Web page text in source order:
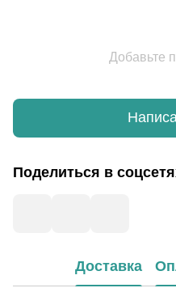
Добавьте
Поделиться в
Доставка